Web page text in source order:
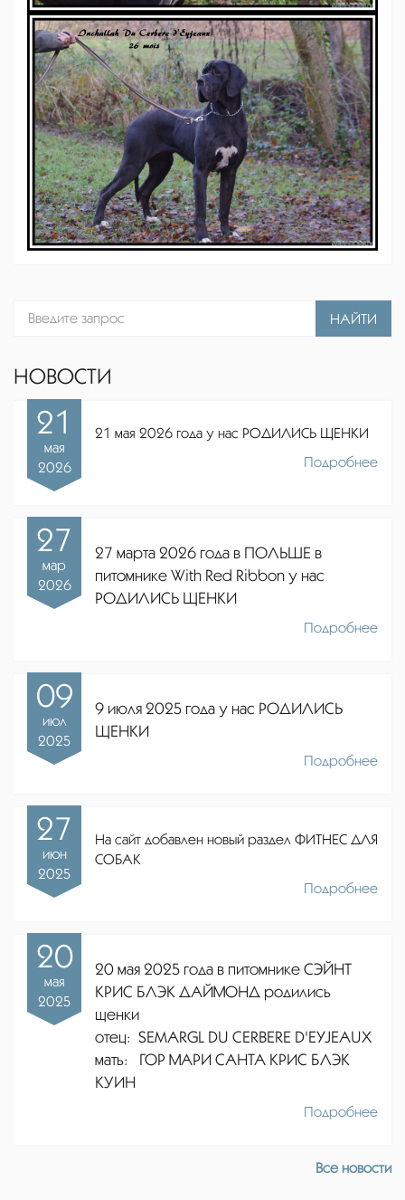
НАЙТИ
НОВОСТИ
21
мая
2026
21 мая 2026 года у нас РОДИЛИСЬ ЩЕНКИ
Подробнее
27
мар
2026
27 марта 2026 года в ПОЛЬШЕ в
питомнике With Red Ribbon у нас
РОДИЛИСЬ ЩЕНКИ
Подробнее
09
июл
2025
9 июля 2025 года у нас РОДИЛИСЬ
ЩЕНКИ
Подробнее
27
июн
2025
На сайт добавлен новый раздел ФИТНЕС ДЛЯ
СОБАК
Подробнее
20
мая
2025
20 мая 2025 года в питомнике СЭЙНТ
КРИС БЛЭК ДАЙМОНД родились
щенки
отец: SEMARGL DU CERBERE D'EYJEAUX
мать: ГОР МАРИ САНТА КРИС БЛЭК
КУИН
Подробнее
Все новости